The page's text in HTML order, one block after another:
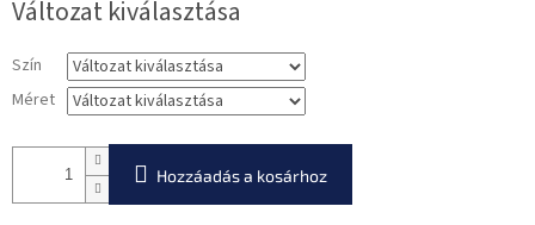
Változat kiválasztása
Szín
Méret
Hozzáadás a kosárhoz